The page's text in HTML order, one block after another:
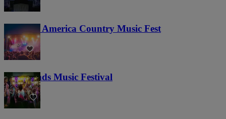
Voices of America Country Music Fest
36
Lost Lands Music Festival
121